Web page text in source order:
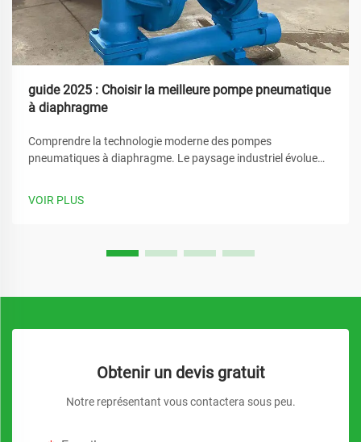
guide 2025 : Choisir la meilleure pompe pneumatique
à diaphragme
Comprendre la technologie moderne des pompes
pneumatiques à diaphragme. Le paysage industriel évolue
VOIR PLUS
Obtenir un devis gratuit
Notre représentant vous contactera sous peu.